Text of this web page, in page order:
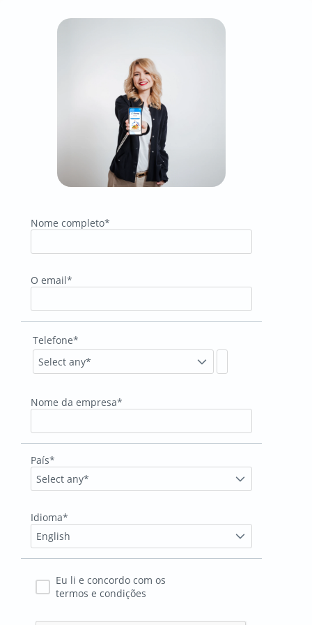
Nome completo*
O email*
Telefone*
Select any*
Nome da empresa*
País*
Select any*
Idioma*
English
Eu li e concordo com os
termos e condições